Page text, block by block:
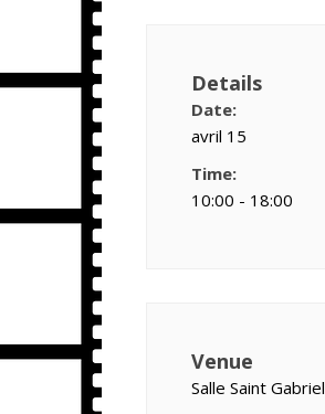
Details
Date:
avril 15
Time:
10:00 - 18:00
Venue
Salle Saint Gabriel